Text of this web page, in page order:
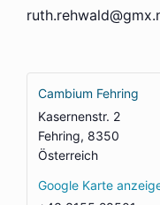
Cambium Fehring
Kasernenstr. 2
Fehring, 8350
Österreich
Google Karte